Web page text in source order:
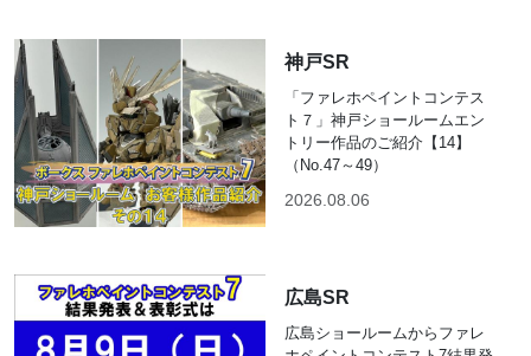
神戸SR
「ファレホペイントコンテス
ト７」神戸ショールームエン
トリー作品のご紹介【14】
（No.47～49）
2026.08.06
広島SR
広島ショールームからファレ